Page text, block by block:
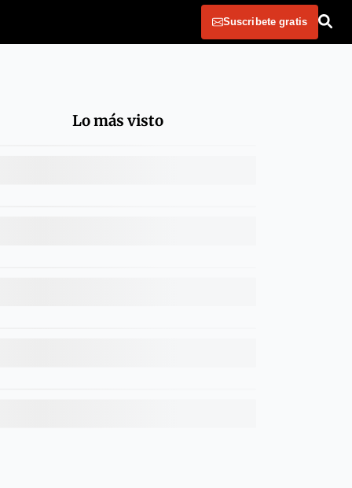
Suscribete gratis
Lo más visto